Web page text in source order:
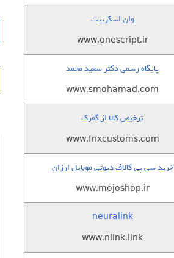
وان اسکریپت
www.onescript.ir
پایگاه رسمی دکتر سعید محمد
www.smohamad.com
ترخیص کالا از گمرک
www.fnxcustoms.com
خرید سی پی کالاف دیوتی موبایل ارزان
www.mojoshop.ir
neuralink
www.nlink.link